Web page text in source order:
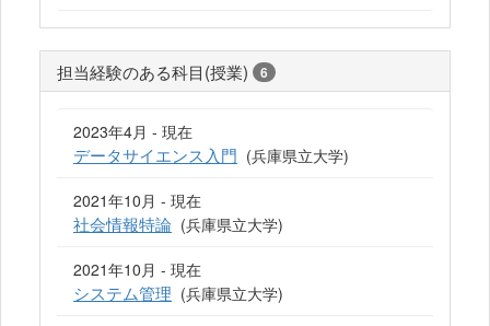
担当経験のある科目(授業) 6
2023年4月 - 現在
データサイエンス入門 (兵庫県立大学)
2021年10月 - 現在
社会情報特論 (兵庫県立大学)
2021年10月 - 現在
システム管理 (兵庫県立大学)